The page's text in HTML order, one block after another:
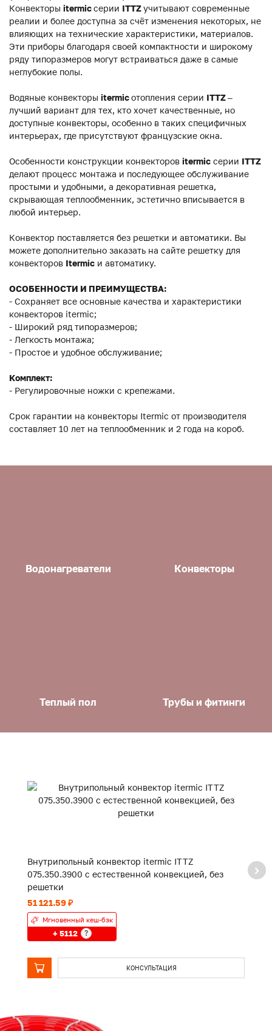
Конвекторы itermicсерии ITTZучитывают современные
реалии и более доступна за счёт изменения некоторых, не
влияющих на технические характеристики, материалов.
Эти приборы благодаря своей компактности и широкому
ряду типоразмеров могут встраиваться даже в самые
неглубокие полы.
Водяные конвекторы itermicотопления серии ITTZ–
лучший вариант для тех, кто хочет качественные, но
доступные конвекторы, особенно в таких специфичных
интерьерах, где присутствуют французские окна.
Особенности конструкции конвекторов itermic серии ITTZ
делают процесс монтажа и последующее обслуживание
простыми и удобными, а декоративная решетка,
скрывающая теплообменник, эстетично вписывается в
любой интерьер.
Конвектор поставляется без решетки и автоматики. Вы
можете дополнительно заказать на сайте решетку для
конвекторов Itermic и автоматику.
ОСОБЕННОСТИ И ПРЕИМУЩЕСТВА:
- Сохраняет все основные качества и характеристики
конвекторов itermic;
- Широкий ряд типоразмеров;
- Легкость монтажа;
- Простое и удобное обслуживание;
Комплект:
- Регулировочные ножки с крепежами.
Срок гарантии на конвекторы Itermic от производителя
составляет 10 лет на теплообменник и 2 года на короб.
Водонагреватели Конвекторы
Теплый пол Трубы и фитинги
Внутрипольный конвектор itermic ITTZ
075.350.3900 с естественной конвекцией, без
решетки
51 121.59 ₽
Мгновенный кеш-бэк
+ 5112 ?
КОНСУЛЬТАЦИЯ